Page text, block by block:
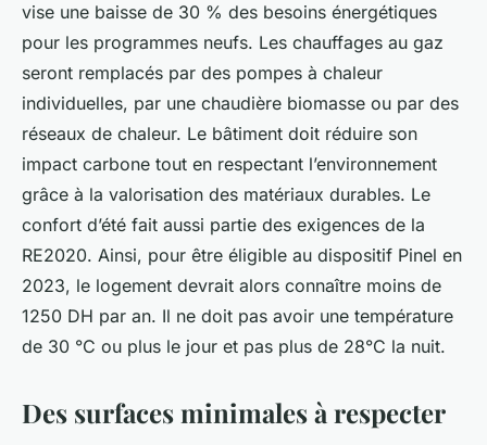
vise une baisse de 30 % des besoins énergétiques
pour les programmes neufs. Les chauffages au gaz
seront remplacés par des pompes à chaleur
individuelles, par une chaudière biomasse ou par des
réseaux de chaleur. Le bâtiment doit réduire son
impact carbone tout en respectant l’environnement
grâce à la valorisation des matériaux durables. Le
confort d’été fait aussi partie des exigences de la
RE2020. Ainsi, pour être éligible au dispositif Pinel en
2023, le logement devrait alors connaître moins de
1250 DH par an. Il ne doit pas avoir une température
de 30 °C ou plus le jour et pas plus de 28°C la nuit.
Des surfaces minimales à respecter